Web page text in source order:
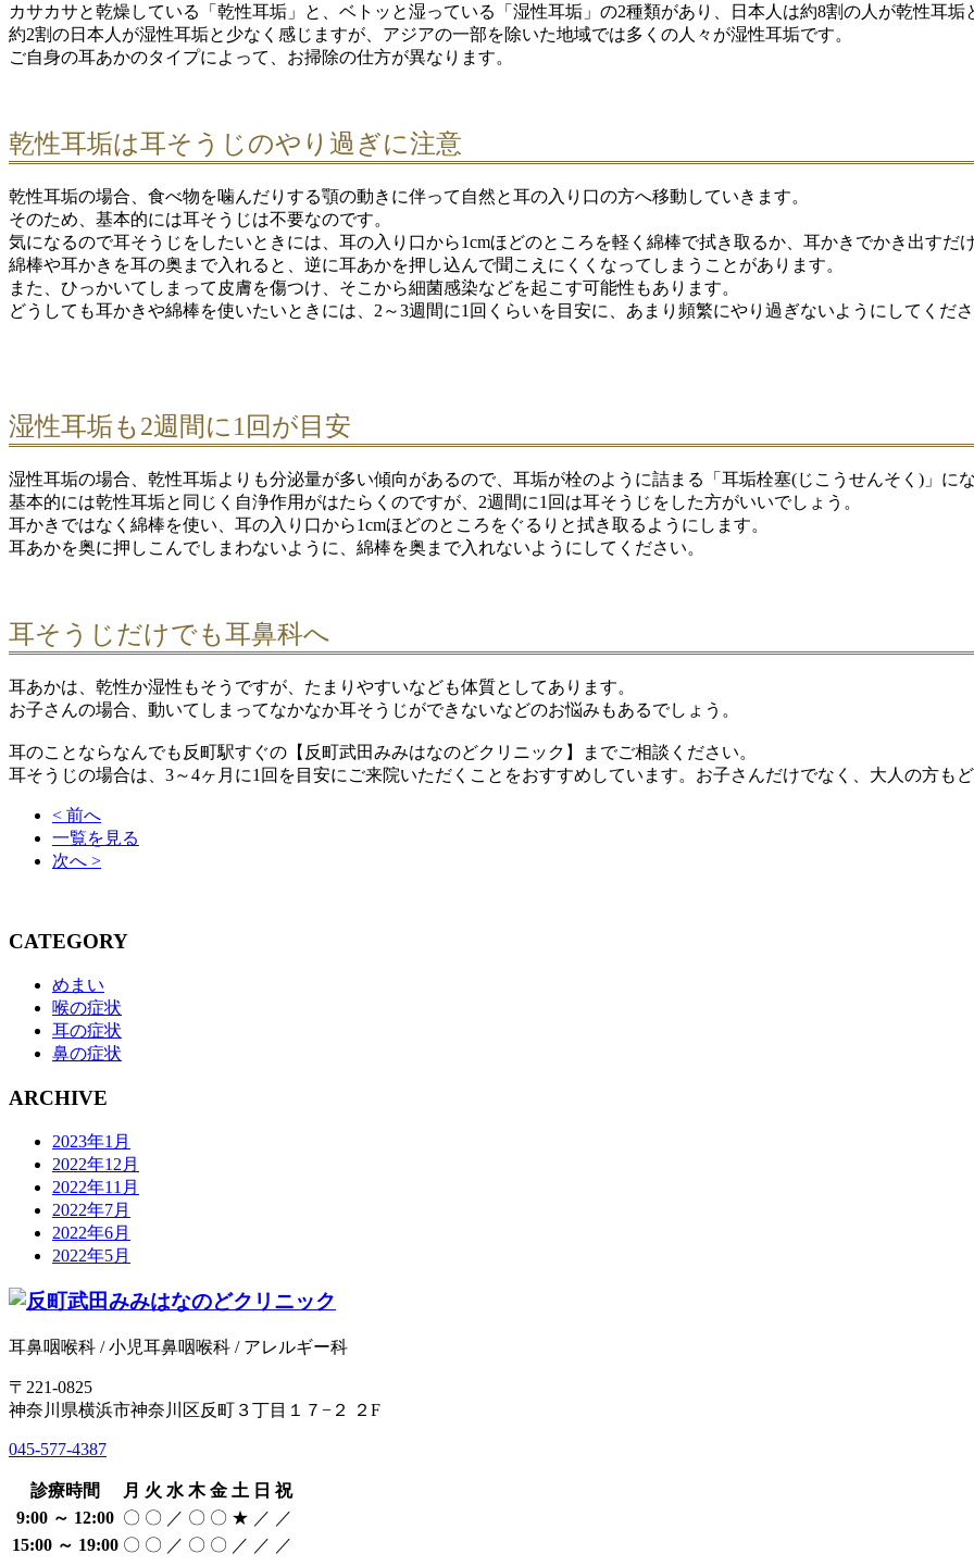
カサカサと乾燥している「乾性耳垢」と、ベトッと湿っている「湿性耳垢」の2種類があり、日本人は約8割の人が乾性耳垢
約2割の日本人が湿性耳垢と少なく感じますが、アジアの一部を除いた地域では多くの人々が湿性耳垢です。
ご自身の耳あかのタイプによって、お掃除の仕方が異なります。
乾性耳垢は耳そうじのやり過ぎに注意
乾性耳垢の場合、食べ物を噛んだりする顎の動きに伴って自然と耳の入り口の方へ移動していきます。
そのため、基本的には耳そうじは不要なのです。
気になるので耳そうじをしたいときには、耳の入り口から1cmほどのところを軽く綿棒で拭き取るか、耳かきでかき出すだ
綿棒や耳かきを耳の奥まで入れると、逆に耳あかを押し込んで聞こえにくくなってしまうことがあります。
また、ひっかいてしまって皮膚を傷つけ、そこから細菌感染などを起こす可能性もあります。
どうしても耳かきや綿棒を使いたいときには、2～3週間に1回くらいを目安に、あまり頻繁にやり過ぎないようにしてくださ
湿性耳垢も2週間に1回が目安
湿性耳垢の場合、乾性耳垢よりも分泌量が多い傾向があるので、耳垢が栓のように詰まる「耳垢栓塞(じこうせんそく)」にな
基本的には乾性耳垢と同じく自浄作用がはたらくのですが、2週間に1回は耳そうじをした方がいいでしょう。
耳かきではなく綿棒を使い、耳の入り口から1cmほどのところをぐるりと拭き取るようにします。
耳あかを奥に押しこんでしまわないように、綿棒を奥まで入れないようにしてください。
耳そうじだけでも耳鼻科へ
耳あかは、乾性か湿性もそうですが、たまりやすいなども体質としてあります。
お子さんの場合、動いてしまってなかなか耳そうじができないなどのお悩みもあるでしょう。
耳のことならなんでも反町駅すぐの【反町武田みみはなのどクリニック】までご相談ください。
耳そうじの場合は、3～4ヶ月に1回を目安にご来院いただくことをおすすめしています。お子さんだけでなく、大人の方もど
< 前へ
一覧を見る
次へ >
CATEGORY
めまい
喉の症状
耳の症状
鼻の症状
ARCHIVE
2023年1月
2022年12月
2022年11月
2022年7月
2022年6月
2022年5月
耳鼻咽喉科 / 小児耳鼻咽喉科 / アレルギー科
〒221-0825
神奈川県横浜市神奈川区反町３丁目１７−２ ２F
045-577-4387
診療時間 月 火 水 木 金 土 日 祝
9:00 ～ 12:00 〇 〇 ／ 〇 〇 ★ ／ ／
15:00 ～ 19:00 〇 〇 ／ 〇 〇 ／ ／ ／